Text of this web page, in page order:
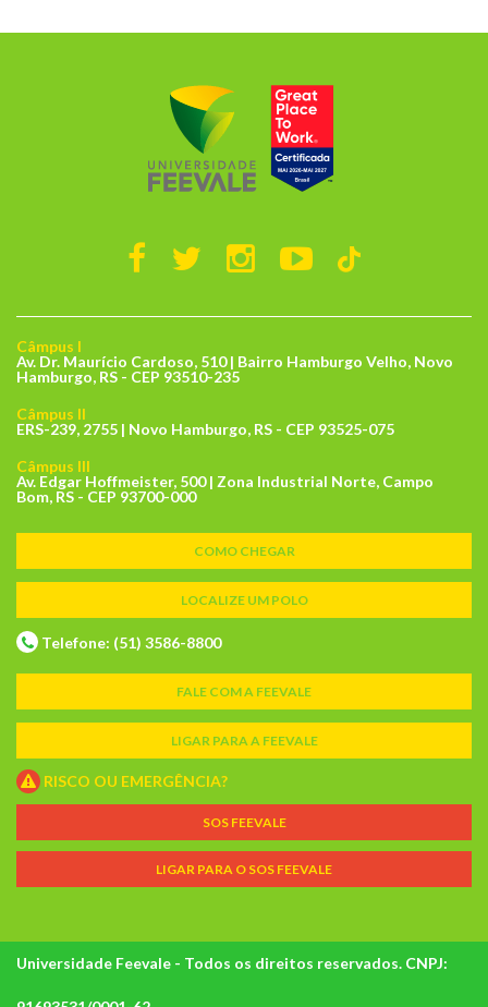
Câmpus I
Av. Dr. Maurício Cardoso, 510 | Bairro Hamburgo Velho, Novo
Hamburgo, RS - CEP 93510-235
Câmpus II
ERS-239, 2755 | Novo Hamburgo, RS - CEP 93525-075
Câmpus III
Av. Edgar Hoffmeister, 500 | Zona Industrial Norte, Campo
Bom, RS - CEP 93700-000
COMO CHEGAR
LOCALIZE UM POLO
Telefone: (51) 3586-8800
FALE COM A FEEVALE
LIGAR PARA A FEEVALE
RISCO OU EMERGÊNCIA?
SOS FEEVALE
LIGAR PARA O SOS FEEVALE
Universidade Feevale - Todos os direitos reservados. CNPJ: